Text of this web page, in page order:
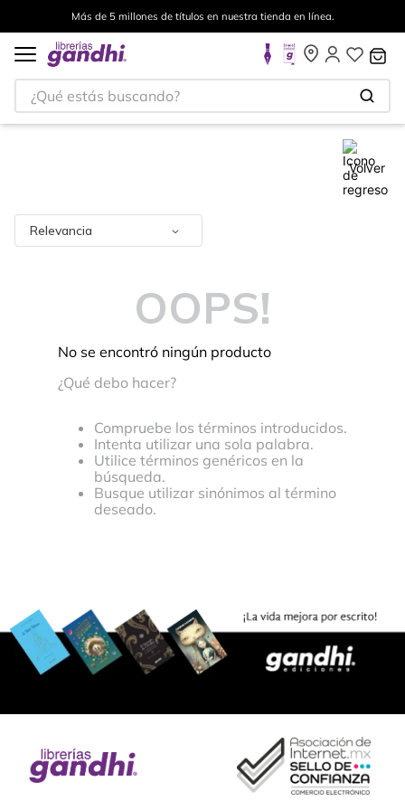
Más de 5 millones de títulos en nuestra tienda en línea.
¿Qué estás buscando?
Volver
Relevancia
OOPS!
No se encontró ningún producto
¿Qué debo hacer?
Compruebe los términos introducidos.
Intenta utilizar una sola palabra.
Utilice términos genéricos en la
búsqueda.
Busque utilizar sinónimos al término
deseado.